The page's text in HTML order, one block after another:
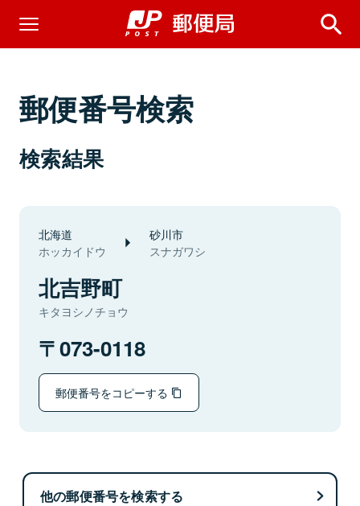
郵便番号検索
検索結果
北海道
ホッカイドウ
砂川市
スナガワシ
北吉野町
キタヨシノチョウ
073-0118
郵便番号をコピーする
他の郵便番号を検索する